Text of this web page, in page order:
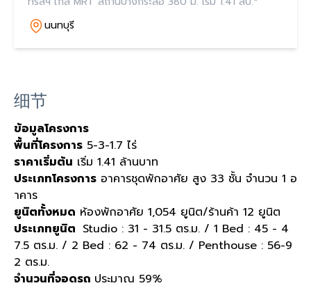
นนทบุรี
细节
ข้อมูลโครงการ
พื้นที่โครงการ 5-3-1.7 ไร่
ราคาเริ่มต้น เริ่ม 1.41 ล้านบาท
ประเภทโครงการ อาคารชุดพักอาศัย สูง 33 ชั้น จำนวน 1 อ
าคาร
ยูนิตทั้งหมด ห้องพักอาศัย 1,054 ยูนิต/ร้านค้า 12 ยูนิต
ประเภทยูนิต Studio : 31 - 31.5 ตร.ม. / 1 Bed : 45 - 4
7.5 ตร.ม. / 2 Bed : 62 - 74 ตร.ม. / Penthouse : 56-9
2 ตร.ม.
จำนวนที่จอดรถ ประมาณ 59%